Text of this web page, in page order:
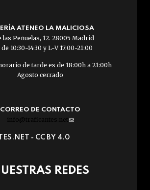
ATENEO LA MALICIOSA
las Peñuelas, 12. 28005 Madrid
10:30-14:30 y L-V 17:00-21:00
de tarde es de 18:00h a 21:00h
Agosto cerrado
CORREO DE CONTACTO
info@traficantes.net (link
e-
- CC BY 4.0
REDES